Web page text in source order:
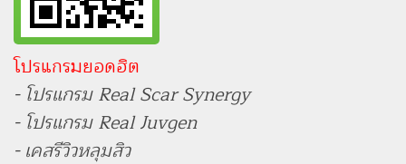
โปรแกรมยอดฮิต
- โปรแกรม Real Scar Synergy
- โปรแกรม Real Juvgen
- เคสรีวิวหลุมสิว